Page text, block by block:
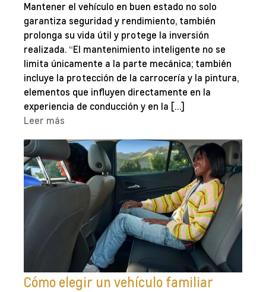
Mantener el vehículo en buen estado no solo
garantiza seguridad y rendimiento, también
prolonga su vida útil y protege la inversión
realizada. “El mantenimiento inteligente no se
limita únicamente a la parte mecánica; también
incluye la protección de la carrocería y la pintura,
elementos que influyen directamente en la
experiencia de conducción y en la […]
Leer más
Cómo elegir un vehículo familiar